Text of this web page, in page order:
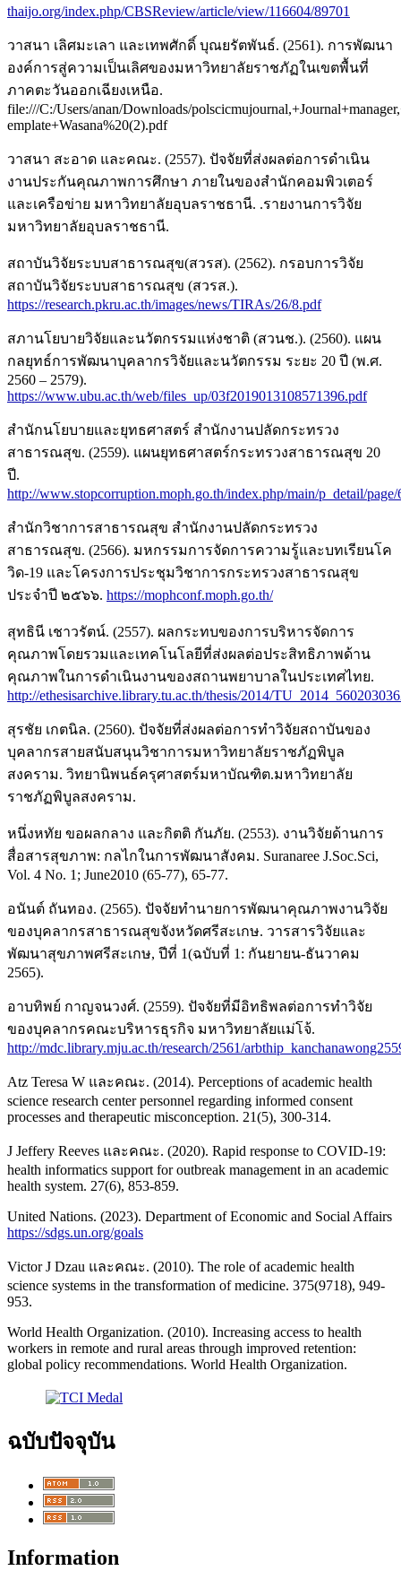
thaijo.org/index.php/CBSReview/article/view/116604/89701
วาสนา เลิศมะเลา และเทพศักดิ์ บุณยรัตพันธ์. (2561). การพัฒนา
องค์การสู่ความเป็นเลิศของมหาวิทยาลัยราชภัฏในเขตพื้นที่
ภาคตะวันออกเฉียงเหนือ.
file:///C:/Users/anan/Downloads/
emplate+Wasana%20(2).pdf
วาสนา สะอาด และคณะ. (2557). ปัจจัยที่ส่งผลต่อการดำเนิน
งานประกันคุณภาพการศึกษา ภายในของสำนักคอมพิวเตอร์
และเครือข่าย มหาวิทยาลัยอุบลราชธานี. .รายงานการวิจัย
มหาวิทยาลัยอุบลราชธานี.
สถาบันวิจัยระบบสาธารณสุข(สวรส). (2562). กรอบการวิจัย
สถาบันวิจัยระบบสาธารณสุข (สวรส.).
https://research.pkru.ac.th/images/news/TIRAs/26/8.pdf
สภานโยบายวิจัยและนวัตกรรมแห่งชาติ (สวนช.). (2560). แผน
กลยุทธ์การพัฒนาบุคลากรวิจัยและนวัตกรรม ระยะ 20 ปี (พ.ศ.
2560 – 2579).
https://www.ubu.ac.th/web/files_up/03f2019013108571396.pdf
สำนักนโยบายและยุทธศาสตร์ สำนักงานปลัดกระทรวง
สาธารณสุข. (2559). แผนยุทธศาสตร์กระทรวงสาธารณสุข 20
ปี.
http://www.stopcorruption.moph.go.th/index.php/main/p_detail/page/
สำนักวิชาการสาธารณสุข สำนักงานปลัดกระทรวง
สาธารณสุข. (2566). มหกรรมการจัดการความรู้และบทเรียนโค
วิด-19 และโครงการประชุมวิชาการกระทรวงสาธารณสุข
ประจำปี ๒๕๖๖. https://mophconf.moph.go.th/
สุทธินี เชาวรัตน์. (2557). ผลกระทบของการบริหารจัดการ
คุณภาพโดยรวมและเทคโนโลยีที่ส่งผลต่อประสิทธิภาพด้าน
คุณภาพในการดำเนินงานของสถานพยาบาลในประเทศไทย.
http://ethesisarchive.library.tu.ac.th/thesis/2014/
สุรชัย เกตนิล. (2560). ปัจจัยที่ส่งผลต่อการทำวิจัยสถาบันของ
บุคลากรสายสนับสนุนวิชาการมหาวิทยาลัยราชภัฏพิบูล
สงคราม. วิทยานิพนธ์ครุศาสตร์มหาบัณฑิต.มหาวิทยาลัย
ราชภัฏพิบูลสงคราม.
หนึ่งหทัย ขอผลกลาง และกิตติ กันภัย. (2553). งานวิจัยด้านการ
สื่อสารสุขภาพ: กลไกในการพัฒนาสังคม. Suranaree J.Soc.Sci,
Vol. 4 No. 1; June2010 (65-77), 65-77.
อนันต์ ถันทอง. (2565). ปัจจัยทำนายการพัฒนาคุณภาพงานวิจัย
ของบุคลากรสาธารณสุขจังหวัดศรีสะเกษ. วารสารวิจัยและ
พัฒนาสุขภาพศรีสะเกษ, ปีที่ 1(ฉบับที่ 1: กันยายน-ธันวาคม
2565).
อาบทิพย์ กาญจนวงศ์. (2559). ปัจจัยที่มีอิทธิพลต่อการทำวิจัย
ของบุคลากรคณะบริหารธุรกิจ มหาวิทยาลัยแม่โจ้.
http://mdc.library.mju.ac.th/research/2561/
Atz Teresa W และคณะ. (2014). Perceptions of academic health
science research center personnel regarding informed consent
processes and therapeutic misconception. 21(5), 300-314.
J Jeffery Reeves และคณะ. (2020). Rapid response to COVID-19:
health informatics support for outbreak management in an academic
health system. 27(6), 853-859.
United Nations. (2023). Department of Economic and Social Affairs
https://sdgs.un.org/goals
Victor J Dzau และคณะ. (2010). The role of academic health
science systems in the transformation of medicine. 375(9718), 949-
953.
World Health Organization. (2010). Increasing access to health
workers in remote and rural areas through improved retention:
global policy recommendations. World Health Organization.
ฉบับปัจจุบัน
Information